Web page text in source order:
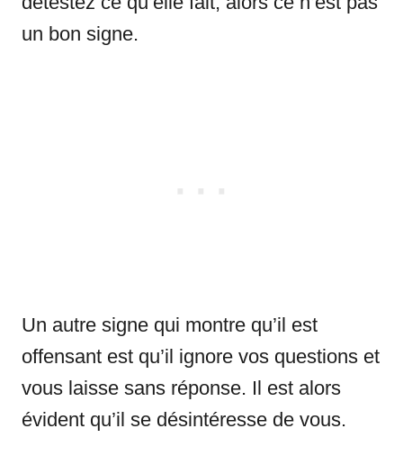
un bon signe.
Un autre signe qui montre qu’il est
offensant est qu’il ignore vos questions et
vous laisse sans réponse. Il est alors
évident qu’il se désintéresse de vous.